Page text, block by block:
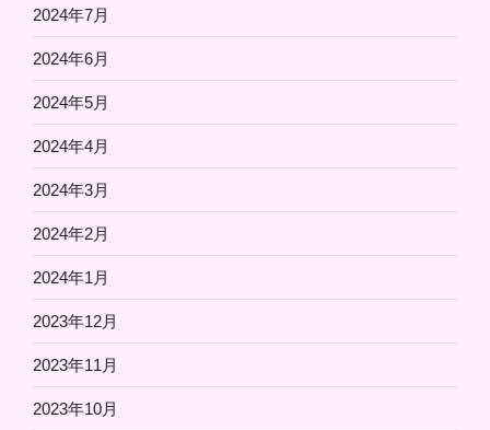
2024年7月
2024年6月
2024年5月
2024年4月
2024年3月
2024年2月
2024年1月
2023年12月
2023年11月
2023年10月